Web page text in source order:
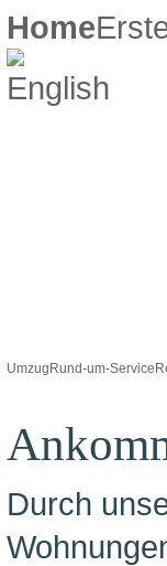
Home
Umzug Rund-um-Service
Durch